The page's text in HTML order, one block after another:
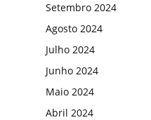
Setembro 2024
Agosto 2024
Julho 2024
Junho 2024
Maio 2024
Abril 2024